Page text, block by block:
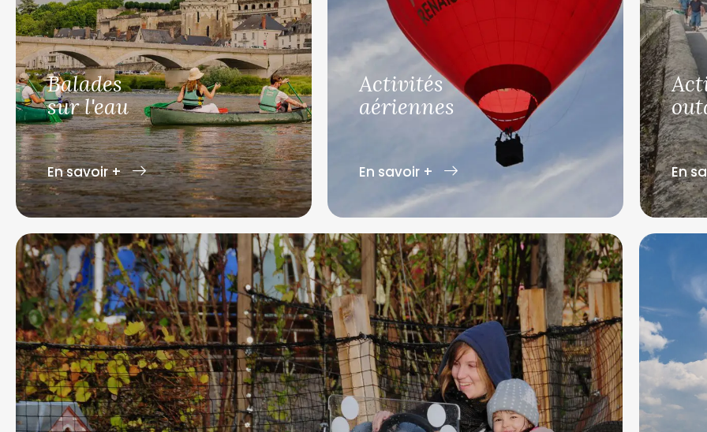
Balades
sur l'eau
En savoir +
Activités
aériennes
En savoir + En